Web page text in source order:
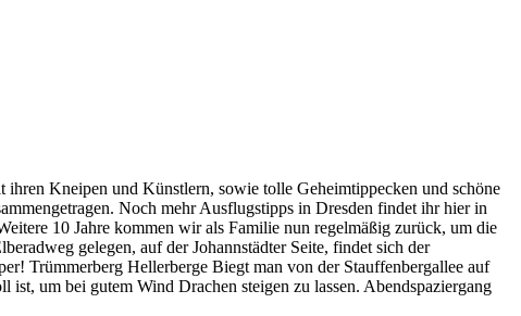
Kneipen und Künstlern, sowie tolle Geheimtippecken und schöne
Noch mehr Ausflugstipps in Dresden findet ihr hier in
10 Jahre kommen wir als Familie nun regelmäßig zurück, um die
gelegen, auf der Johannstädter Seite, findet sich der
Trümmerberg Hellerberge Biegt man von der Stauffenbergallee auf
um bei gutem Wind Drachen steigen zu lassen. Abendspaziergang